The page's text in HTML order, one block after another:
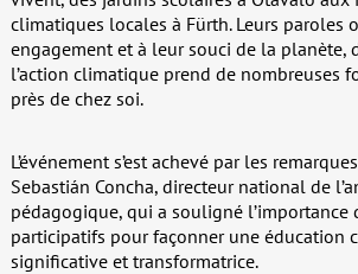
climatiques locales à Fürth. Leurs paroles
engagement et à leur souci de la planète,
l’action climatique prend de nombreuses
près de chez soi.
L’événement s’est achevé par les
Sebastián Concha, directeur national de
pédagogique, qui a souligné l’importance
participatifs pour façonner une éducation
significative et transformatrice.